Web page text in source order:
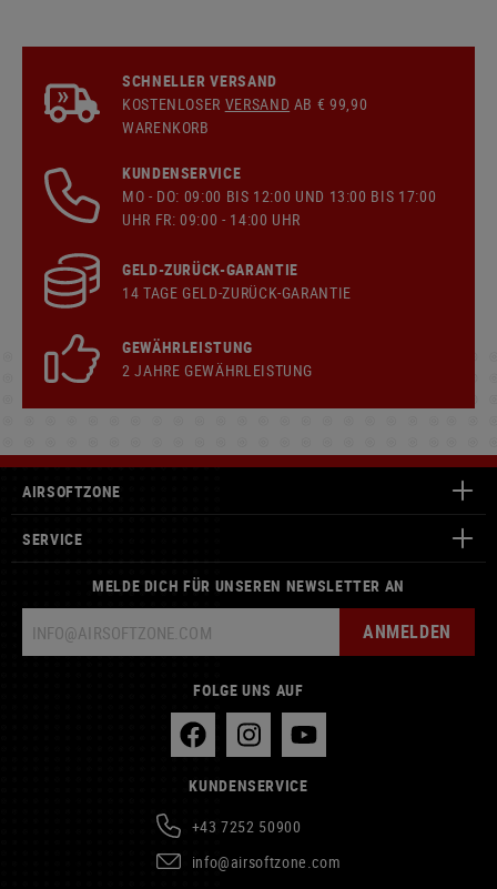
SCHNELLER VERSAND
KOSTENLOSER VERSAND AB € 99,90
WARENKORB
KUNDENSERVICE
MO - DO: 09:00 BIS 12:00 UND 13:00 BIS 17:00
UHR FR: 09:00 - 14:00 UHR
GELD-ZURÜCK-GARANTIE
14 TAGE GELD-ZURÜCK-GARANTIE
GEWÄHRLEISTUNG
2 JAHRE GEWÄHRLEISTUNG
AIRSOFTZONE
SERVICE
MELDE DICH FÜR UNSEREN NEWSLETTER AN
ANMELDEN
FOLGE UNS AUF
KUNDENSERVICE
+43 7252 50900
info@airsoftzone.com